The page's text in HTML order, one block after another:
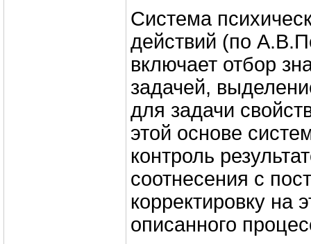
Система
действий (по
включает отбор
задачей,
для задачи
этой основе
контроль
соотнесения с
корректировку на
описанного